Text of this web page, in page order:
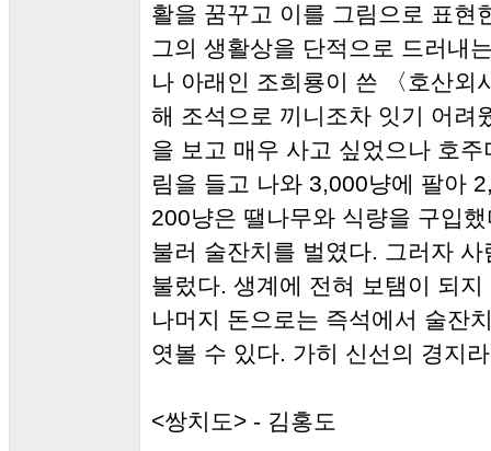
활을 꿈꾸고 이를 그림으로 표현
그의 생활상을 단적으로 드러내
나 아래인 조희룡이 쓴 〈호산외
해 조석으로 끼니조차 잇기 어려
을 보고 매우 사고 싶었으나 호
림을 들고 나와 3,000냥에 팔아
200냥은 땔나무와 식량을 구입
불러 술잔치를 벌였다. 그러자 사
불렀다. 생계에 전혀 보탬이 되
나머지 돈으로는 즉석에서 술잔
엿볼 수 있다. 가히 신선의 경지
<쌍치도> - 김홍도